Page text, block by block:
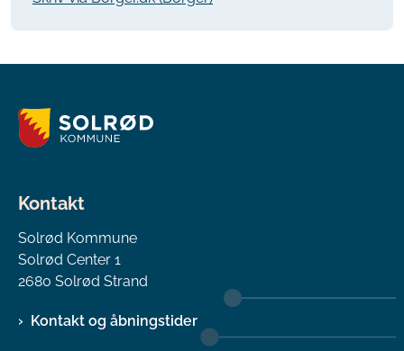
Kontakt
Solrød Kommune
Solrød Center 1
2680 Solrød Strand
Kontakt og åbningstider